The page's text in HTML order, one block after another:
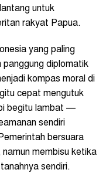
untuk
rakyat Papua.
yang paling
panggung diplomatik
kompas moral di
cepat mengutuk
begitu lambat —
sendiri
bersuara
membisu ketika
sendiri.